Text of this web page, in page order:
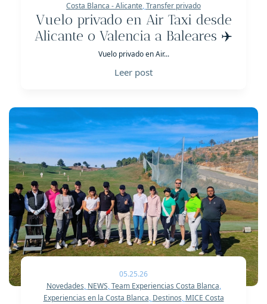
Costa Blanca - Alicante,Transfer privado
Vuelo privado en Air Taxi desde
Alicante o Valencia a Baleares ✈️
Vuelo privado en Air...
Leer post
05.25.26
Novedades, NEWS,Team Experiencias Costa Blanca,
Experiencias en la Costa Blanca, Destinos, MICE Costa